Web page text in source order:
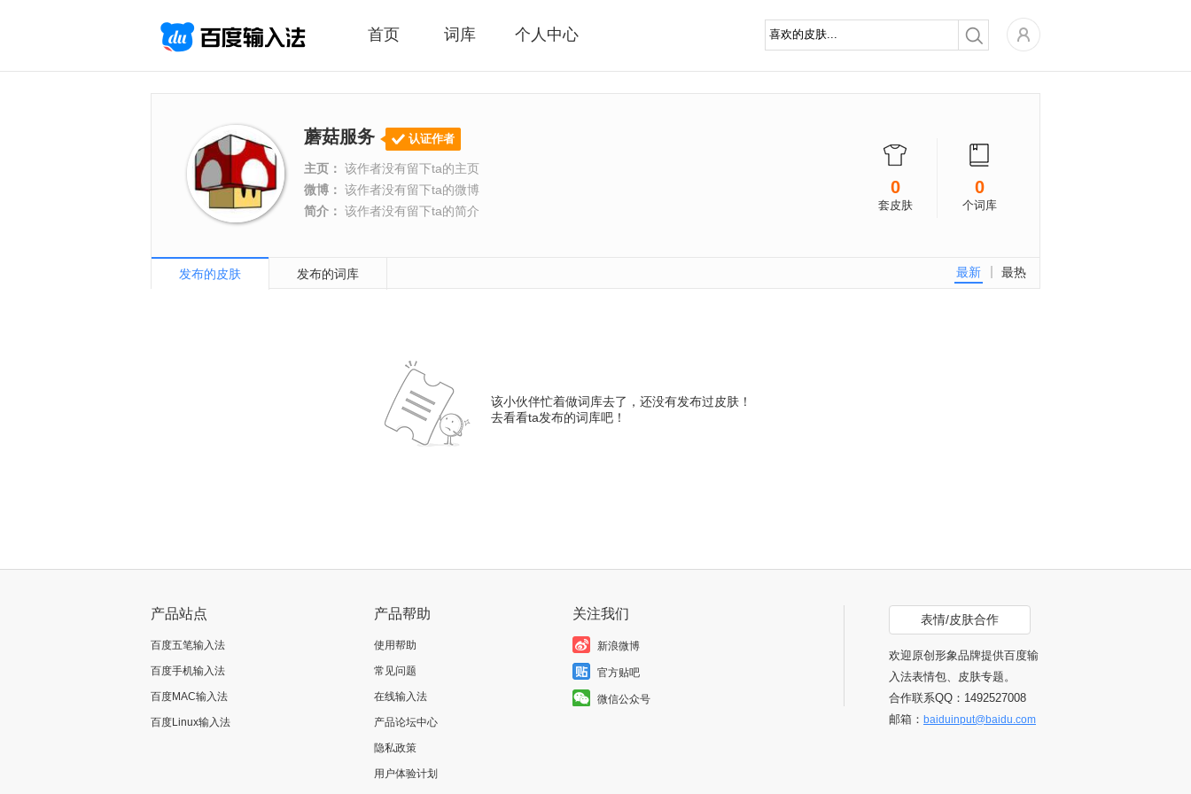
首页 词库 个人中心
0
套皮肤
0
个词库
蘑菇服务 认证作者
主页： 该作者没有留下ta的主页
微博： 该作者没有留下ta的微博
简介： 该作者没有留下ta的简介
最热
最新
发布的皮肤 发布的词库
该小伙伴忙着做词库去了，还没有发布过皮肤！
去看看ta发布的词库吧！
产品站点
百度五笔输入法
百度手机输入法
百度MAC输入法
百度Linux输入法
产品帮助
使用帮助
常见问题
在线输入法
产品论坛中心
隐私政策
用户体验计划
关注我们
新浪微博
官方贴吧
微信公众号
表情/皮肤合作
欢迎原创形象品牌提供百度输
入法表情包、皮肤专题。
合作联系QQ：1492527008
邮箱： baiduinput@baidu.com